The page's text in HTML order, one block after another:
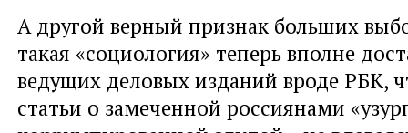
А другой верный признак больших
такая «социология» теперь вполне
ведущих деловых изданий вроде РБК,
статьи о замеченной россиянами